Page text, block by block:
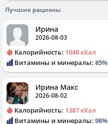
Лучшие рационы
Ирина
2026-08-03
Калорийность: 1048 кКал
Витамины и минералы: 85%
Ирина Макс
2026-08-02
Калорийность: 1387 кКал
Витамины и минералы: 98%